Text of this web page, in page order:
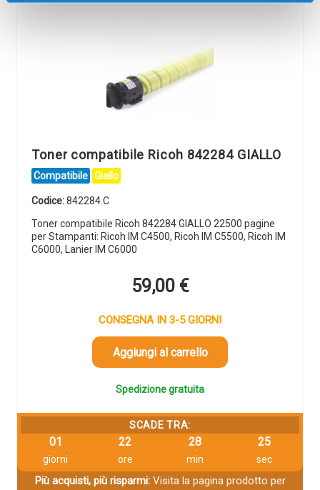
Toner compatibile Ricoh 842284 GIALLO
Compatibile Giallo
Codice:842284.C
Toner compatibile Ricoh 842284 GIALLO 22500 pagine
per Stampanti: Ricoh IM C4500, Ricoh IM C5500, Ricoh IM
C6000, Lanier IM C6000
59,00 €
CONSEGNA IN 3-5 GIORNI
Aggiungi al carrello
Spedizione gratuita
SCADE TRA:
01
giorni
22
ore
28
min
25
sec
Più acquisti, più risparmi:Visita la pagina prodotto per